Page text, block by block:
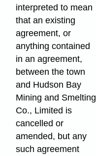
interpreted to mean
that an existing
agreement, or
anything contained
in an agreement,
between the town
and Hudson Bay
Mining and Smelting
Co., Limited is
cancelled or
amended, but any
such agreement